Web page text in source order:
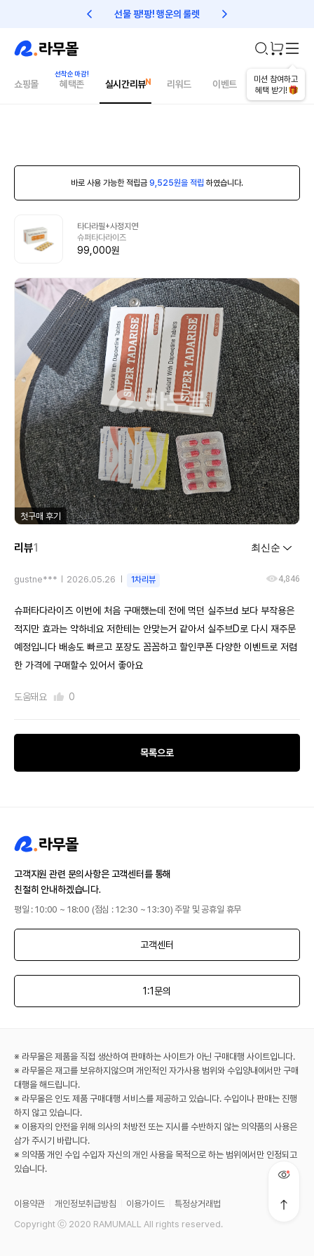
선물 팡!팡! 행운의 룰렛 친구초대 1만원 리워드!
미션 참여하고
혜택 받기!
쇼핑몰 혜택존 실시간리뷰 리워드 이벤트 건강매거진
바로 사용 가능한 적립금 9,525원을 적립 하였습니다.
타다라필+사정지연
슈퍼타다라이즈
99,000원
첫구매 후기
리뷰1
gustne*** 2026.05.26 1차리뷰 4,846
슈퍼타다라이즈 이번에 처음 구매했는데 전에 먹던 실주브d 보다 부작용은
적지만 효과는 약하네요 저한테는 안맞는거 같아서 실주브D로 다시 재주문
예정입니다 배송도 빠르고 포장도 꼼꼼하고 할인쿠폰 다양한 이벤트로 저렴
한 가격에 구매할수 있어서 좋아요
도움돼요 0
목록으로
고객지원 관련 문의사항은 고객센터를 통해
친절히 안내하겠습니다.
평일 : 10:00 ~ 18:00 (점심 : 12:30 ~ 13:30) 주말 및 공휴일 휴무
고객센터
1:1문의
※ 라무몰은 제품을 직접 생산하여 판매하는 사이트가 아닌 구매대행 사이트입니다.
※ 라무몰은 재고를 보유하지않으며 개인적인 자가사용 범위와 수입양내에서만 구매
대행을 해드립니다.
※ 라무몰은 인도 제품 구매대행 서비스를 제공하고 있습니다. 수입이나 판매는 진행
하지 않고 있습니다.
※ 이용자의 안전을 위해 의사의 처방전 또는 지시를 수반하지 않는 의약품의 사용은
삼가 주시기 바랍니다.
※ 의약품 개인 수입 수입자 자신의 개인 사용을 목적으로 하는 범위에서만 인정되고
있습니다.
이용약관 개인정보취급방침 이용가이드
특정상거래법
Copyright ⓒ 2020 RAMUMALL All rights reserved.